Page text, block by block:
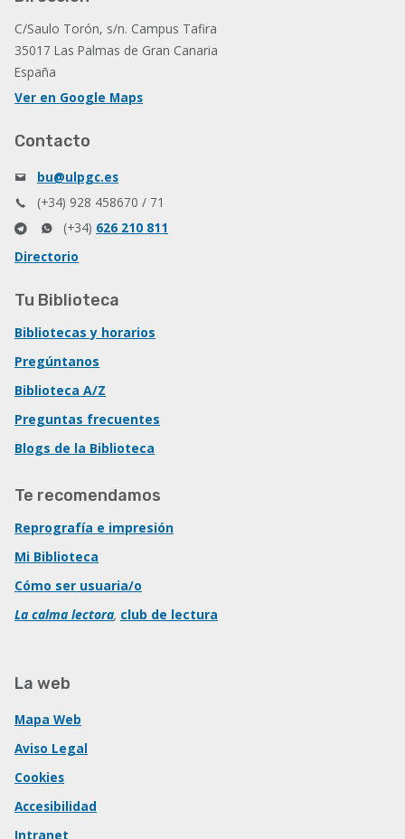
C/Saulo Torón, s/n. Campus Tafira
35017 Las Palmas de Gran Canaria
España
Ver en Google Maps
Contacto
bu@ulpgc.es
(+34) 928 458670 / 71
(+34) 626 210 811
Directorio
Tu Biblioteca
Bibliotecas y horarios
Pregúntanos
Biblioteca A/Z
Preguntas frecuentes
Blogs de la Biblioteca
Te recomendamos
Reprografía e impresión
Mi Biblioteca
Cómo ser usuaria/o
La calma lectora, club de lectura
La web
Mapa Web
Aviso Legal
Cookies
Accesibilidad
Intranet